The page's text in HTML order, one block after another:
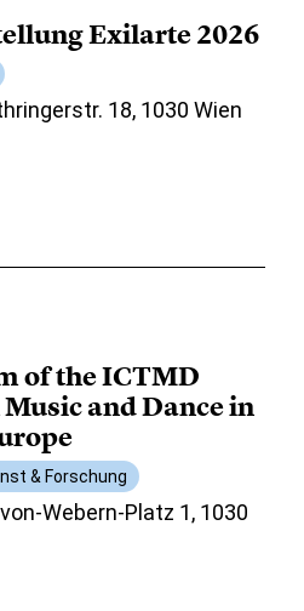
Exilarte 2026
18, 1030 Wien
of the ICTMD
and Dance in
& Forschung
Webern-Platz 1, 1030